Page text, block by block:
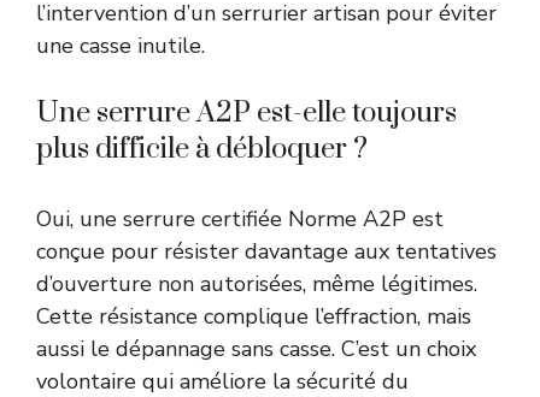
l’intervention d’un serrurier artisan pour éviter
une casse inutile.
Une serrure A2P est-elle toujours
plus difficile à débloquer ?
Oui, une serrure certifiée Norme A2P est
conçue pour résister davantage aux tentatives
d’ouverture non autorisées, même légitimes.
Cette résistance complique l’effraction, mais
aussi le dépannage sans casse. C’est un choix
volontaire qui améliore la sécurité du